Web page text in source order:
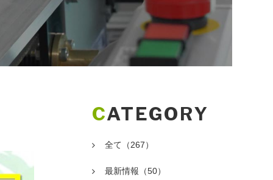
CATEGORY
全て （267）
最新情報 （50）